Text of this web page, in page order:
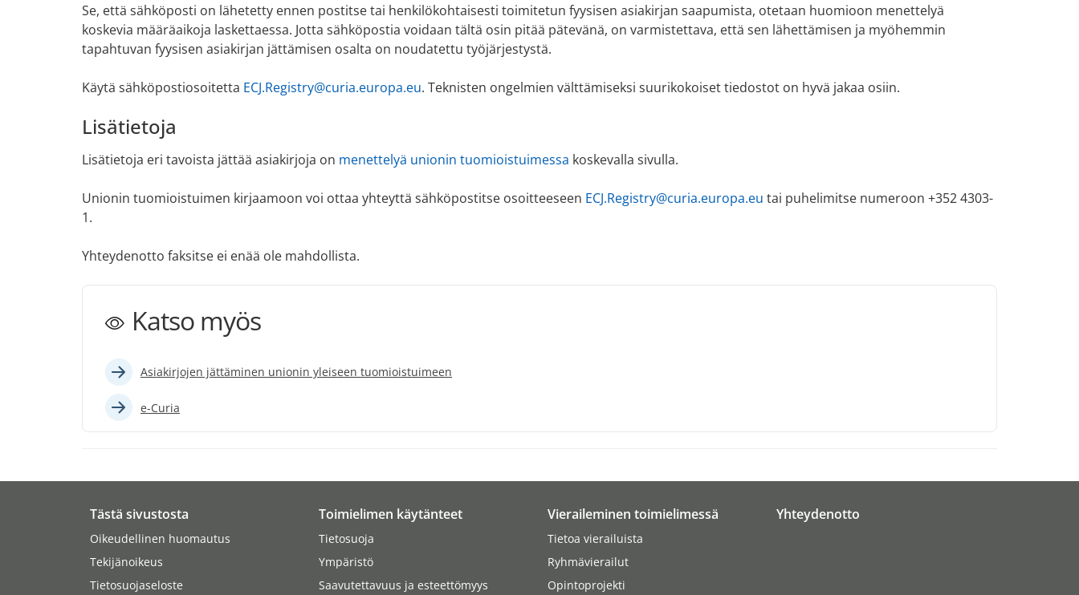
Se, että sähköposti on lähetetty ennen postitse tai henkilökohtaisesti toimitetun fyysisen asiakirjan saapumista, otetaan huomioon menettelyä
koskevia määräaikoja laskettaessa. Jotta sähköpostia voidaan tältä osin pitää pätevänä, on varmistettava, että sen lähettämisen ja myöhemmin
tapahtuvan fyysisen asiakirjan jättämisen osalta on noudatettu työjärjestystä.
Käytä sähköpostiosoitetta ECJ.Registry@curia.europa.eu. Teknisten ongelmien välttämiseksi suurikokoiset tiedostot on hyvä jakaa osiin.
Lisätietoja
Lisätietoja eri tavoista jättää asiakirjoja on menettelyä unionin tuomioistuimessa koskevalla sivulla.
Unionin tuomioistuimen kirjaamoon voi ottaa yhteyttä sähköpostitse osoitteeseen ECJ.Registry@curia.europa.eu tai puhelimitse numeroon +352 4303-
1.
Yhteydenotto faksitse ei enää ole mahdollista.
Katso myös
Asiakirjojen jättäminen unionin yleiseen tuomioistuimeen
e-Curia
Tästä sivustosta
Oikeudellinen huomautus
Tekijänoikeus
Tietosuojaseloste
Toimielimen käytänteet
Tietosuoja
Ympäristö
Saavutettavuus ja esteettömyys
Vieraileminen toimielimessä
Tietoa vierailuista
Ryhmävierailut
Opintoprojekti
Yhteydenotto